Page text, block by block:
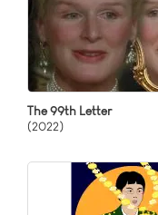
The 99th Letter
(2022)